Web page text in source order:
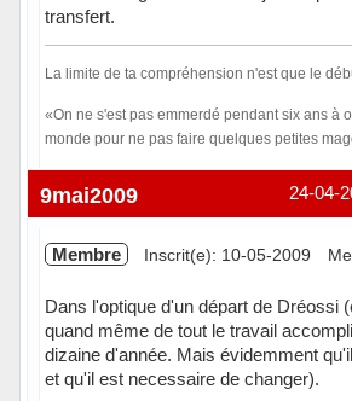
transfert.
La limite de ta compréhension n'est que le
«On ne s'est pas emmerdé pendant six ans à
monde pour ne pas faire quelques petites
Hors ligne 24-04-
9mai2009
Membre Inscrit(e): 10-05-2009
Dans l'optique d'un départ de Dréossi
quand même de tout le travail
dizaine d'année. Mais évidemment
et qu'il est necessaire de changer).